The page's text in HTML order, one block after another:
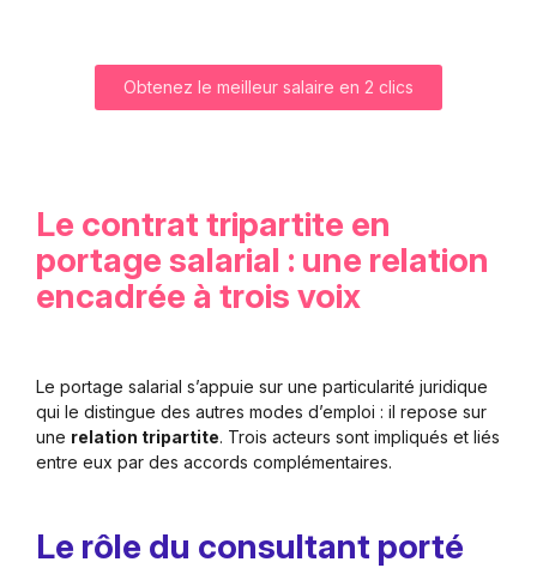
Obtenez le meilleur salaire en 2 clics
Le contrat tripartite en
portage salarial : une relation
encadrée à trois voix
Le portage salarial s’appuie sur une particularité juridique
qui le distingue des autres modes d’emploi : il repose sur
une relation tripartite. Trois acteurs sont impliqués et liés
entre eux par des accords complémentaires.
Le rôle du consultant porté